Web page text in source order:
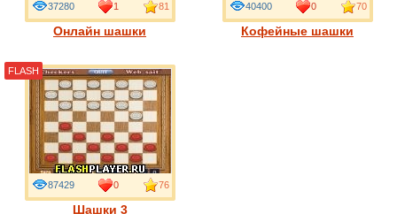
Онлайн шашки
37280 1 81
Кофейные шашки
40400 0 70
Шашки 3
87429 0 76
FLASH